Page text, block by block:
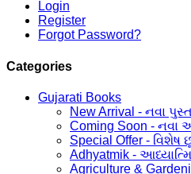
Login
Register
Forgot Password?
Categories
Gujarati Books
New Arrival - નવા
Coming Soon - નવા
Special Offer - વિશેષ
Adhyatmik -
Agriculture &